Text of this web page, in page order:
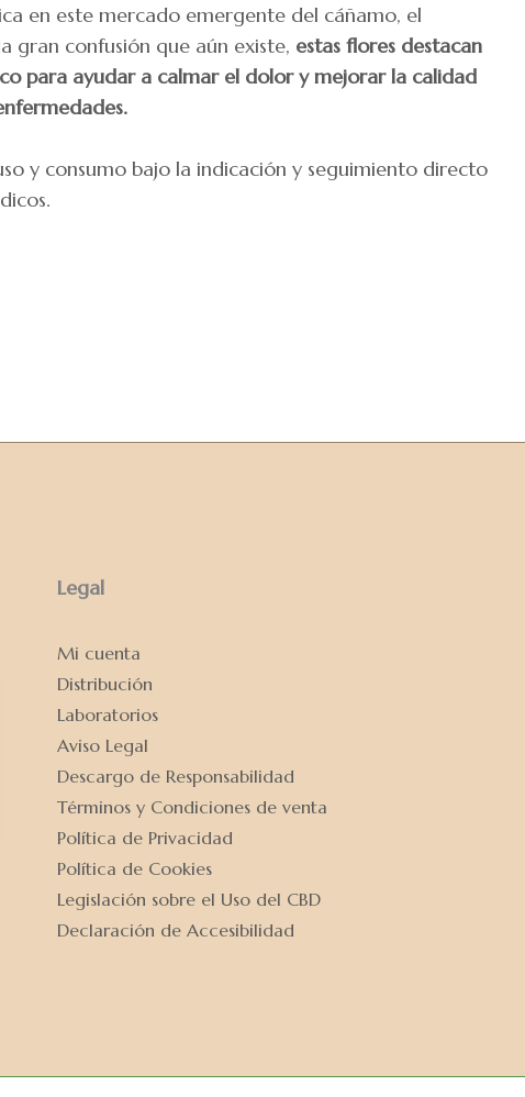
en este mercado emergente del cáñamo, el
gran confusión que aún existe, estas flores destacan
para ayudar a calmar el dolor y mejorar la calidad
y consumo bajo la indicación y seguimiento directo
Legal
Mi cuenta
Distribución
Laboratorios
Aviso Legal
Descargo de Responsabilidad
Términos y Condiciones de venta
Política de Privacidad
Política de Cookies
Legislación sobre el Uso del CBD
Declaración de Accesibilidad